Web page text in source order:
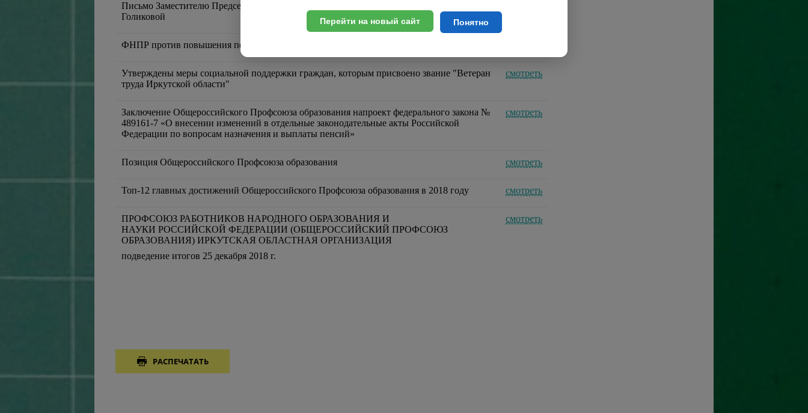
Письмо Заместителю Председателя Правительства Российской Федерации Т.А.
Голиковой
ФНПР против повышения пенсионного возраста
Утверждены меры социальной поддержки граждан, которым присвоено звание "Ветеран
труда Иркутской области"
смотреть
Заключение Общероссийского Профсоюза образования напроект федерального закона №
489161-7 «О внесении изменений в отдельные законодательные акты Российской
Федерации по вопросам назначения и выплаты пенсий»
смотреть
Позиция Общероссийского Профсоюза образования смотреть
Топ-12 главных достижений Общероссийского Профсоюза образования в 2018 году смотреть
ПРОФСОЮЗ РАБОТНИКОВ НАРОДНОГО ОБРАЗОВАНИЯ И
НАУКИ РОССИЙСКОЙ ФЕДЕРАЦИИ (ОБЩЕРОССИЙСКИЙ ПРОФСОЮЗ
ОБРАЗОВАНИЯ) ИРКУТСКАЯ ОБЛАСТНАЯ ОРГАНИЗАЦИЯ
подведение итогов 25 декабря 2018 г.
смотреть
РАСПЕЧАТАТЬ
Перейти на новый сайт Понятно